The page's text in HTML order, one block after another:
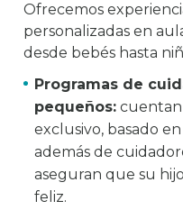
Ofrecemos
personalizadas en
desde bebés hasta
Programas de
pequeños:
exclusivo, basado
además de
aseguran que su
feliz.